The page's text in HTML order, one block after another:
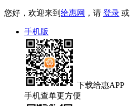
您好，欢迎来到 给惠网 ，请 登录 或
手机版
下载给惠APP
手机查单更方便